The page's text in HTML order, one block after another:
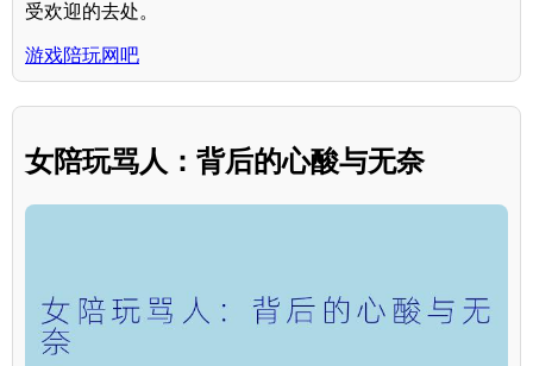
受欢迎的去处。
游戏陪玩网吧
女陪玩骂人：背后的心酸与无奈